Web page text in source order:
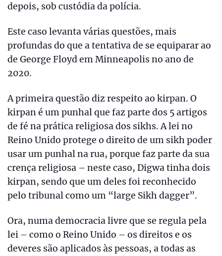
depois, sob custódia da polícia.
Este caso levanta várias questões, mais
profundas do que a tentativa de se equiparar ao
de George Floyd em Minneapolis no ano de
2020.
A primeira questão diz respeito ao kirpan. O
kirpan é um punhal que faz parte dos 5 artigos
de fé na prática religiosa dos sikhs. A lei no
Reino Unido protege o direito de um sikh poder
usar um punhal na rua, porque faz parte da sua
crença religiosa – neste caso, Digwa tinha dois
kirpan, sendo que um deles foi reconhecido
pelo tribunal como um “large Sikh dagger”.
Ora, numa democracia livre que se regula pela
lei – como o Reino Unido – os direitos e os
deveres são aplicados às pessoas, a todas as